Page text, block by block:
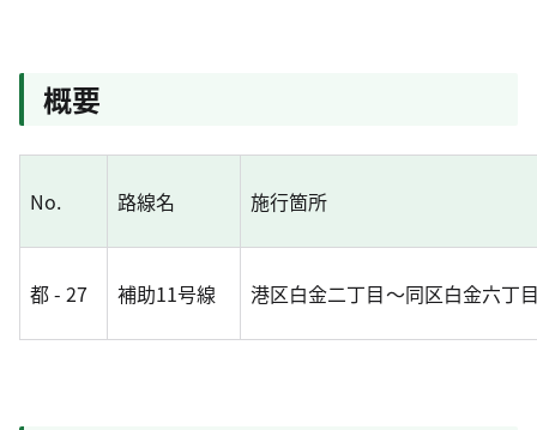
概要
No. 路線名 施行箇所
都 - 27 補助11号線 港区白金二丁目～同区白金六丁